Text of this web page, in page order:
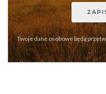
Twoje dane osobowe będą